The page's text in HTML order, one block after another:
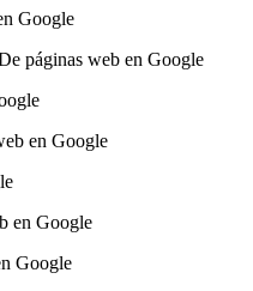
Google
páginas web en Google
en Google
en Google
Google